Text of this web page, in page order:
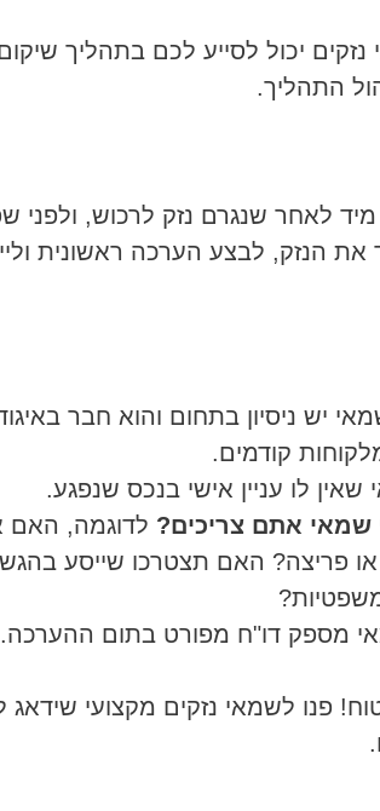
נזקים יכול לסייע לכם בתהליך
התהליך.
לאחר שנגרם נזק לרכוש, ולפני
הנזק, לבצע הערכה ראשונית
יש ניסיון בתחום והוא חבר
קודמים.
לו עניין אישי בנכס שנפגע.
שמאי אתם צריכים? לדוגמה, האם
פריצה? האם תצטרכו שייסע
מספק דו"ח מפורט בתום ההערכה.
פנו לשמאי נזקים מקצועי שידאג